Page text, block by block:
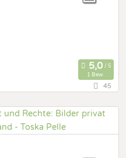
1 Bew.
Shooting
45